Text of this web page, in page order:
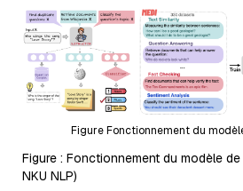
Figure Fonctionnement du
Figure : Fonctionnement du modèle
NKU NLP)